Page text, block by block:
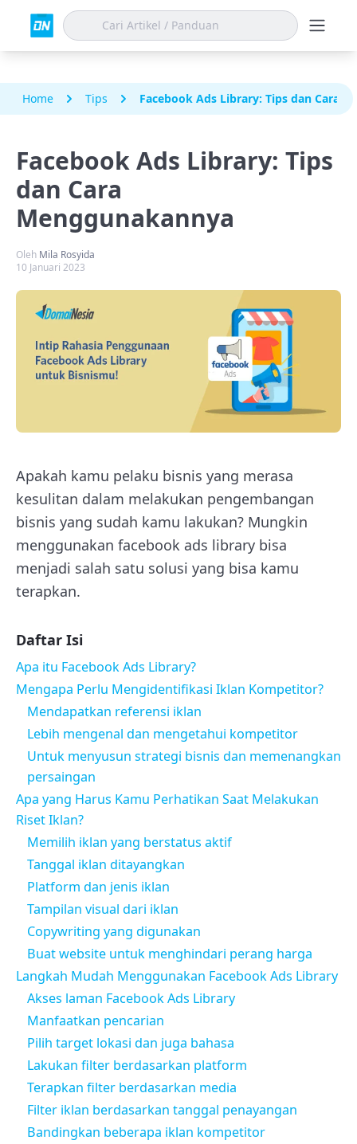
Home Tips Facebook Ads Library: Tips dan Cara
Facebook Ads Library: Tips
dan Cara
Menggunakannya
Oleh Mila Rosyida
10 Januari 2023
Apakah kamu pelaku bisnis yang merasa
kesulitan dalam melakukan pengembangan
bisnis yang sudah kamu lakukan? Mungkin
menggunakan facebook ads library bisa
menjadi salah satu solusi yang bisa kamu
terapkan.
Daftar Isi
Apa itu Facebook Ads Library?
Mengapa Perlu Mengidentifikasi Iklan Kompetitor?
Mendapatkan referensi iklan
Lebih mengenal dan mengetahui kompetitor
Untuk menyusun strategi bisnis dan memenangkan
persaingan
Apa yang Harus Kamu Perhatikan Saat Melakukan
Riset Iklan?
Memilih iklan yang berstatus aktif
Tanggal iklan ditayangkan
Platform dan jenis iklan
Tampilan visual dari iklan
Copywriting yang digunakan
Buat website untuk menghindari perang harga
Langkah Mudah Menggunakan Facebook Ads Library
Akses laman Facebook Ads Library
Manfaatkan pencarian
Pilih target lokasi dan juga bahasa
Lakukan filter berdasarkan platform
Terapkan filter berdasarkan media
Filter iklan berdasarkan tanggal penayangan
Bandingkan beberapa iklan kompetitor